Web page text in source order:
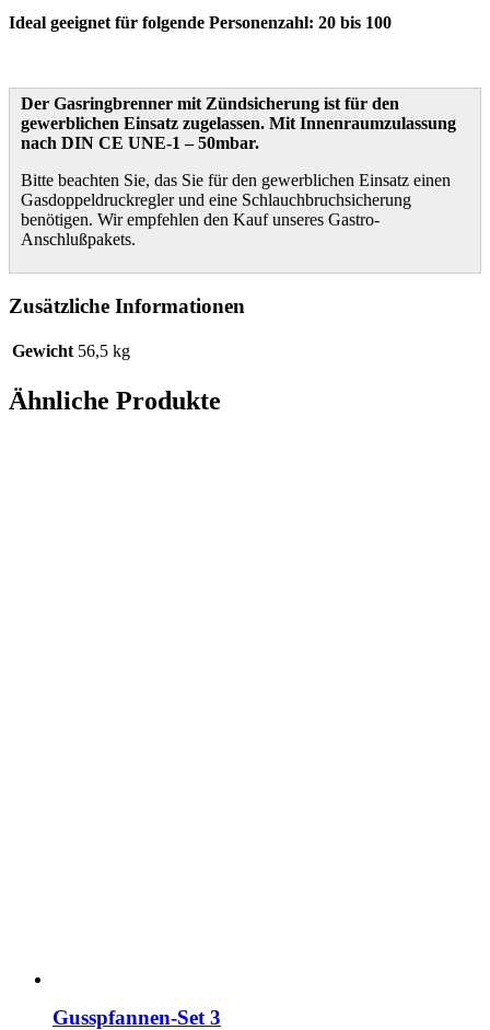
Ideal geeignet für folgende Personenzahl: 20 bis 100
Der Gasringbrenner mit Zündsicherung ist für den
gewerblichen Einsatz zugelassen. Mit Innenraumzulassung
nach DIN CE UNE-1 – 50mbar.
Bitte beachten Sie, das Sie für den gewerblichen Einsatz einen
Gasdoppeldruckregler und eine Schlauchbruchsicherung
benötigen. Wir empfehlen den Kauf unseres Gastro-
Anschlußpakets.
Zusätzliche Informationen
Gewicht 56,5 kg
Ähnliche Produkte
Gusspfannen-Set 3